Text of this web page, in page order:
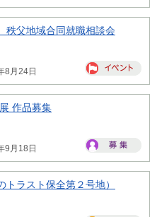
父地域合同就職相談会
8月24日
作品募集
9月18日
ラスト保全第２号地）